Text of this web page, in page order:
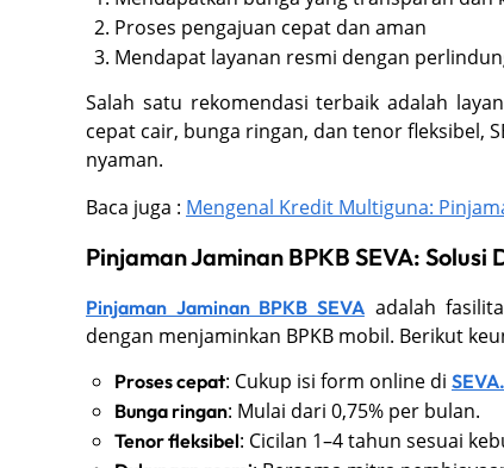
Proses pengajuan cepat dan aman
Mendapat layanan resmi dengan
Salah satu rekomendasi terbaik adalah
cepat cair, bunga ringan, dan tenor fleksibel,
nyaman.
Baca juga : Mengenal Kredit Multiguna:
Pinjaman Jaminan BPKB SEVA:
Pinjaman Jaminan BPKB SEVAadalah
dengan menjaminkan BPKB mobil. Berikut
Proses cepat: Cukup isi form online di
Bunga ringan: Mulai dari 0,75% per bulan.
Tenor fleksibel: Cicilan 1–4 tahun sesuai